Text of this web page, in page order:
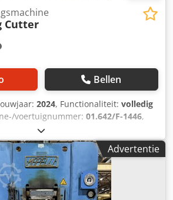
Cutter
Bellen
2024, Functionaliteit: volledig
voertuignummer: 01.642/F-1446,
voor het snijden van een 800mm
strook voor extrudertoevoer
12 maanden garantie. Beschrijving
Advertentie